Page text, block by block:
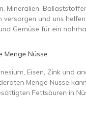
Mineralien,
und uns
Gemüse für ein
Menge Nüsse
Eisen, Zink und
Menge Nüsse
Fettsäuren in